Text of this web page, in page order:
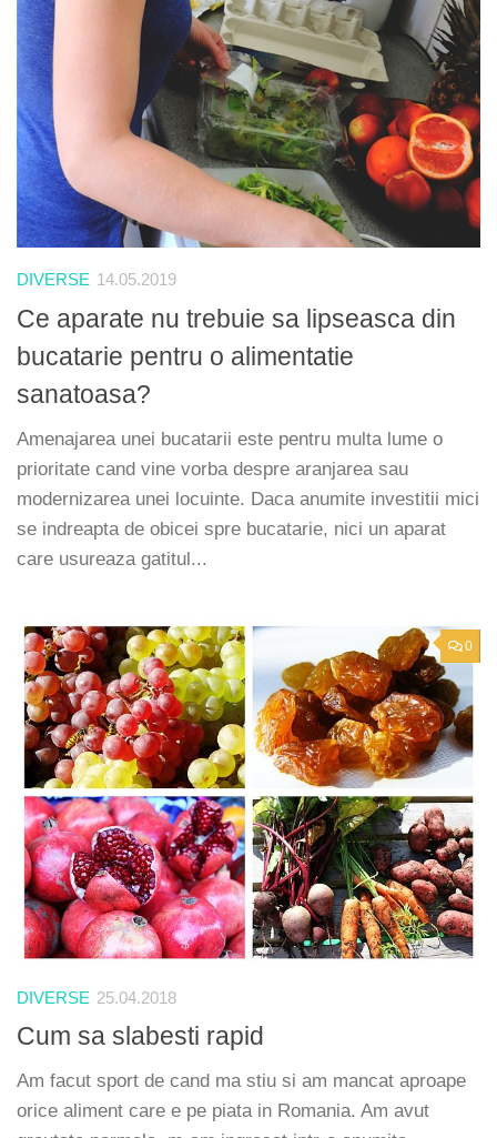
DIVERSE 14.05.2019
Ce aparate nu trebuie sa lipseasca din
bucatarie pentru o alimentatie
sanatoasa?
Amenajarea unei bucatarii este pentru multa lume o
prioritate cand vine vorba despre aranjarea sau
modernizarea unei locuinte. Daca anumite investitii mici
se indreapta de obicei spre bucatarie, nici un aparat
care usureaza gatitul...
0
DIVERSE 25.04.2018
Cum sa slabesti rapid
Am facut sport de cand ma stiu si am mancat aproape
orice aliment care e pe piata in Romania. Am avut